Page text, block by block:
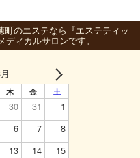
のエステなら『エステティッ
ィカルサロンです。
木 金 土
30 31
1
6 7
8
13 14
15